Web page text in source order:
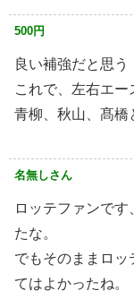
500円
良い補強だと思う
これで、左右エー
青柳、秋山、髙橋
名無しさん
ロッテファンで
たな。
でもそのままロッ
てはよかったね。